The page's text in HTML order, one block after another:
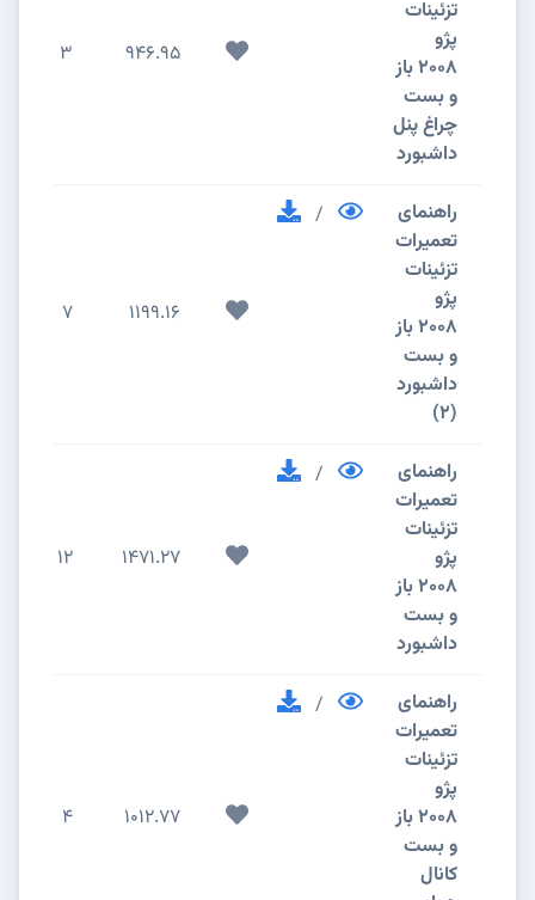
تزئینات
پژو
2008 باز
و بست
چراغ پنل
داشبورد
946.95
3
راهنمای
تعمیرات
تزئینات
پژو
2008 باز
و بست
داشبورد
(2)
/
1199.16
7
راهنمای
تعمیرات
تزئینات
پژو
2008 باز
و بست
داشبورد
/
1471.27
12
راهنمای
تعمیرات
تزئینات
پژو
2008 باز
و بست
کانال
/
1012.77
4